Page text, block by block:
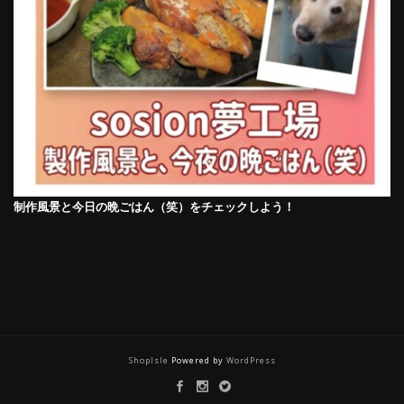
制作風景と今日の晩ごはん（笑）をチェックしよう！
ShopIsle Powered by WordPress